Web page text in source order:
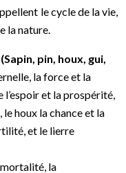
le cycle de la vie,
la nature.
pin, houx, gui,
la force et la
l’espoir et la prospérité,
houx la chance et la
et le lierre
la